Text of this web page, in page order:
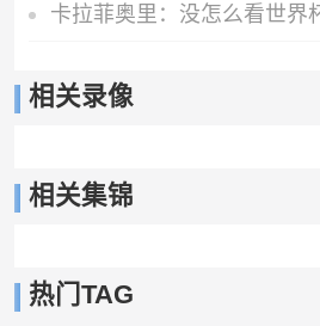
相关录像
相关集锦
热门TAG